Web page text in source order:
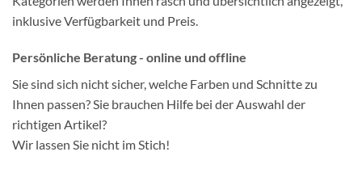
inklusive Verfügbarkeit und Preis.
Persönliche Beratung - online und offline
Sie sind sich nicht sicher, welche Farben und Schnitte zu
Ihnen passen? Sie brauchen Hilfe bei der Auswahl der
richtigen Artikel?
Wir lassen Sie nicht im Stich!